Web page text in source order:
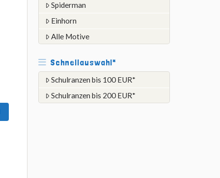
Spiderman
Einhorn
Alle Motive
Schnellauswahl*
Schulranzen bis 100 EUR*
Schulranzen bis 200 EUR*